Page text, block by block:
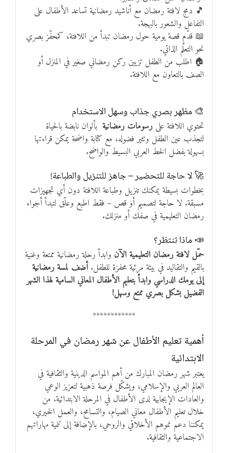
🎵 دمج لافتة رمضان مع أناشيد رمضانية تساعد الأطفال على
التفاعل والشعور بالبهجة.
📖 قدّم قصة يومية حول رمضان تبدأ من اللافتة، كمحفّز بصري
نحو التعلّم الذاتي.
🏠 اطلب من الطفل تزيين ركن رمضاني صغير في المنزل أو
الصف بالتعاون مع اللافتة.
🎨 مظهر بصري جذاب وسهل الاستخدام
تحتوي اللافتة على رسومات رمضانية بألوان نابضة بالحياة
لتجذب عين الطفل وتثير فضوله، مع كتابة واضحة يمكن قراءتها
بسهولة بفضل الخط العربي البسيط والواضح.
🚀 لا حاجة للتحضير – جاهز للتنزيل والطباعة!
بخطوات بسيطة يمكنك تنزيل وطباعة اللافتة دون أي تجهيزات
مسبقة. لا حاجة لتصميم أو قص – فقط اطبع وعلّق لتبدأ أجواء
رمضان التعليمية في صفك أو منزلك.
📣 ماذا تنتظر؟
حمّل لافتة رمضان التعليمية الآن وابدأ رحلة رمضانية ممتعة وغنية
بالقيم والتقاليد في بيئة مرئية محفزة للطفل.أضف لمسة رمضانية
إلى يومك الدراسي وابدأ بتعليم الأطفال المعاني السامية لهذا الشهر
الفضيل بشكل بصري ممتع وسهل!
************
أهمية تعليم الأطفال عن شهر رمضان في المرحلة
الابتدائية
يعتبر شهر رمضان المبارك من أهم المواسم الدينية والثقافية في
العالم العربي والإسلامي، ويشكّل فرصة ذهبية لتعزيز الوعي
والعادات الإيجابية لدى الأطفال في المرحلة الابتدائية. من
خلال تعليم الأطفال معاني الصيام، والتسامح، والعمل الخيري،
يمكننا دعم نموهم الأخلاقي والروحي، بالإضافة إلى تنمية مهاراتهم
الاجتماعية والثقافية.